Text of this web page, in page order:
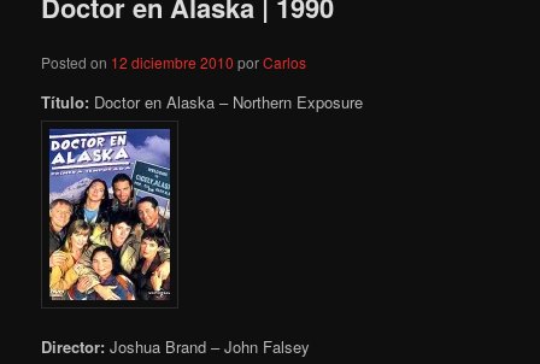
Posted on 12 diciembre 2010 porCarlos
Título: Doctor en Alaska – Northern Exposure
Director: Joshua Brand – John Falsey